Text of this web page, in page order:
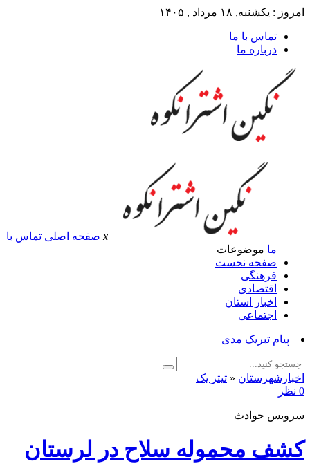
امروز : یکشنبه, ۱۸ مرداد , ۱۴۰۵
تماس با ما
درباره ما
x صفحه اصلی تماس با
ما موضوعات
صفحه نخست
فرهنگی
اقتصادی
اخبار استان
اجتماعی
پیام تبریک مدیر جهاد_
اخبارشهرستان « تیتر یک
0 نظر
سرویس حوادث
کشف محموله سلاح در لرستان